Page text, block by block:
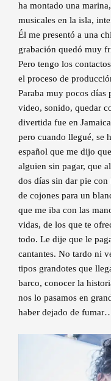
ha montado una
musicales en la isla,
Él me presentó a una
grabación quedó muy
Pero tengo los
el proceso de
Paraba muy pocos
video, sonido, quedar
divertida fue en
pero cuando llegué, se
español que me dijo
alguien sin pagar, que
dos días sin dar pie con
de cojones para un
que me iba con las
vidas, de los que te
todo. Le dije que le
cantantes. No tardo ni
tipos grandotes que
barco, conocer la
nos lo pasamos en
haber dejado de